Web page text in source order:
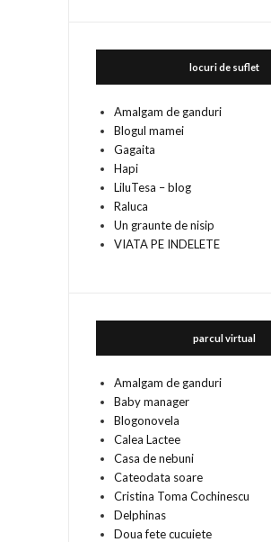
locuri de suflet
Amalgam de ganduri
Blogul mamei
Gagaita
Hapi
LiluTesa – blog
Raluca
Un graunte de nisip
VIATA PE INDELETE
parcul virtual
Amalgam de ganduri
Baby manager
Blogonovela
Calea Lactee
Casa de nebuni
Cateodata soare
Cristina Toma Cochinescu
Delphinas
Doua fete cucuiete